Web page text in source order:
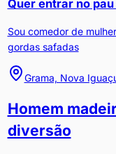
Quer entrar no
Sou comedor de
gordas safadas
Grama, Nova
Homem
diversão